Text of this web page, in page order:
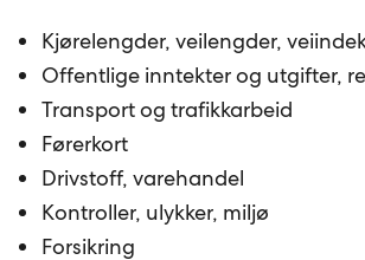
Kjørelengder, veilengder,
Offentlige inntekter og utgifter,
Transport og trafikkarbeid
Førerkort
Drivstoff, varehandel
Kontroller, ulykker, miljø
Forsikring